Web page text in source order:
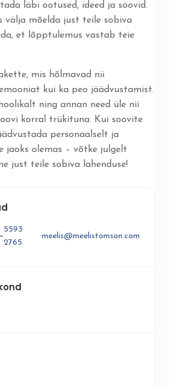
läbi ootused, ideed ja soovid.
välja mõelda just teile sobiva
et lõpptulemus vastab teie
mis hõlmavad nii
kui ka peo jäädvustamist.
ning annan need üle nii
korral trükituna. Kui soovite
personaalselt ja
jaoks olemas – võtke julgelt
just teile sobiva lahenduse!
5593
2765
·meelis@meelistomson.com